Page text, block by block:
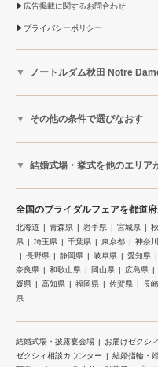
広告掲載に関するお問合わせ
プライバシーポリシー
ノートルダム秋田 Notre
その他の条件で選びなおす
結婚式場・挙式を他のエリア
全国のブライダルフェアを都道
北海道 青森県 岩手県 宮城県
県
埼玉県 千葉県 東京都 神奈
長野県
静岡県 岐阜県 愛知県
奈良県
和歌山県 岡山県 広島県
媛県
高知県 福岡県 佐賀県 長
県
結婚式場・披露宴会場 お届けゼクシィ
ゼクシィ相談カウンター
結婚指輪・